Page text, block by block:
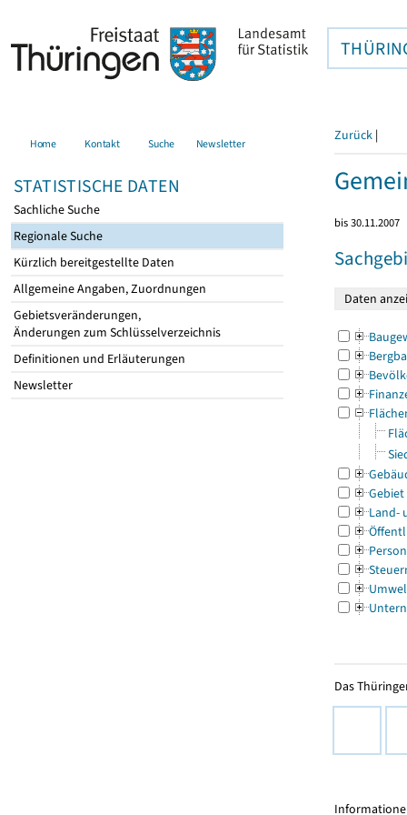
Home Kontakt Suche Newsletter
STATISTISCHE DATEN
Sachliche Suche
Regionale Suche
Kürzlich bereitgestellte Daten
Allgemeine Angaben, Zuordnungen
Gebietsveränderungen,
Änderungen zum Schlüsselverzeichnis
Definitionen und Erläuterungen
Newsletter
Zurück |
bis 30.11.2007
Gebiet
Land-
Das